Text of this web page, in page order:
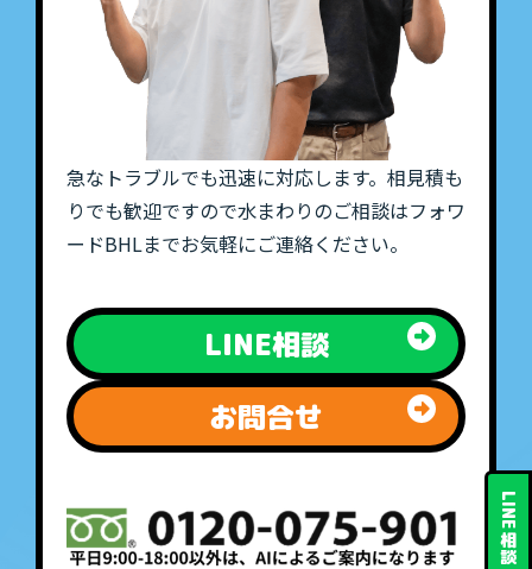
LINE
相
談
急なトラブルでも迅速に対応します。相見積も
りでも歓迎ですので水まわりのご相談はフォワ
ードBHLまでお気軽にご連絡ください。
LINE相談
お問合せ